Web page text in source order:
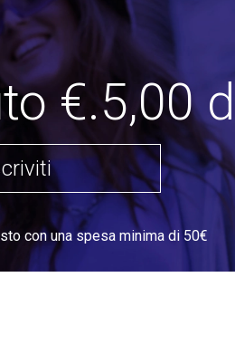
€.5,00
con una spesa minima di 50€